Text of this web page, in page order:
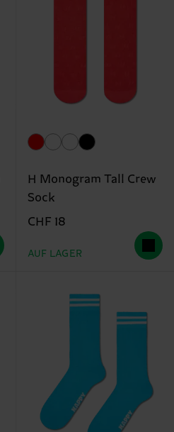
H Monogram Tall Crew
Sock
CHF 18
AUF LAGER